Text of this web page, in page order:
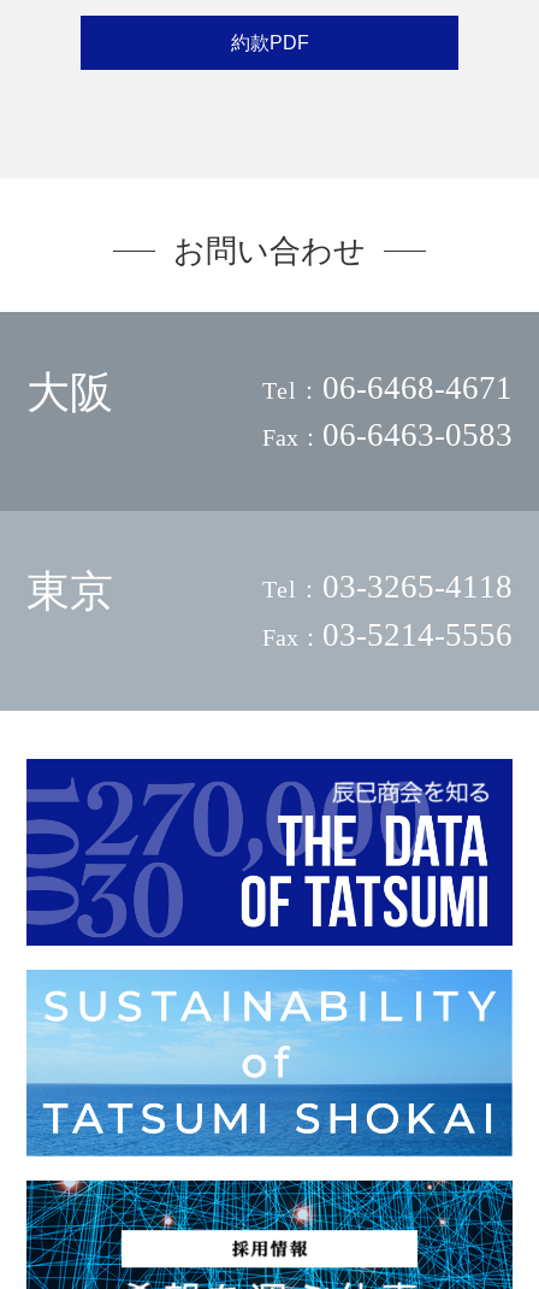
約款PDF
お問い合わせ
大阪 Tel： 06-6468-4671
Fax： 06-6463-0583
東京 Tel： 03-3265-4118
Fax： 03-5214-5556